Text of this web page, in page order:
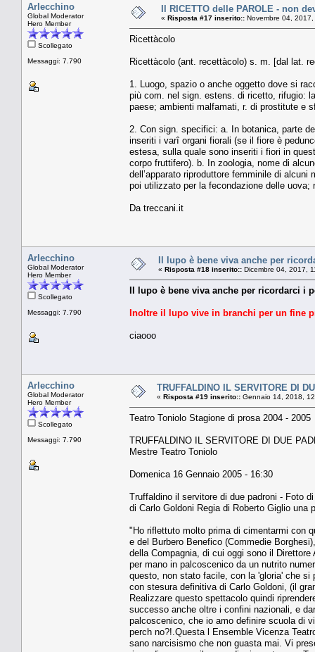
Arlecchino
Global Moderator
Hero Member
Scollegato
Messaggi: 7.790
Il RICETTO delle PAROLE - non
« Risposta #17 inserito:: Novembre 04,
Ricettàcolo
Ricettàcolo (ant. recettàcolo) s. m. [dal lat.
1. Luogo, spazio o anche oggetto dove si
più com. nel sign. estens. di ricetto, rifugio:
paese; ambienti malfamati, r. di prostitute e
2. Con sign. specifici: a. In botanica, parte
inseriti i varî organi fiorali (se il fiore è
estesa, sulla quale sono inseriti i fiori in
corpo fruttifero). b. In zoologia, nome di
dell’apparato riproduttore femminile di
poi utilizzato per la fecondazione delle
Da treccani.it
Arlecchino
Global Moderator
Hero Member
Scollegato
Messaggi: 7.790
Il lupo è bene viva anche per
« Risposta #18 inserito:: Dicembre 04, 2017,
Il lupo è bene viva anche per ricordarci i
Inoltre il lupo vive in branchi per un fine
ciaooo
Arlecchino
Global Moderator
Hero Member
Scollegato
Messaggi: 7.790
TRUFFALDINO IL SERVITORE DI
« Risposta #19 inserito:: Gennaio 14, 2018,
Teatro Toniolo Stagione di prosa 2004 - 2005
TRUFFALDINO IL SERVITORE DI DUE
Mestre Teatro Toniolo
Domenica 16 Gennaio 2005 - 16:30
Truffaldino il servitore di due padroni - Foto
di Carlo Goldoni Regia di Roberto Giglio
"Ho riflettuto molto prima di cimentarmi con
e del Burbero Benefico (Commedie
della Compagnia, di cui oggi sono il
per mano in palcoscenico da un nutrito
questo, non stato facile, con la 'gloria' che
con stesura definitiva di Carlo Goldoni, (il
Realizzare questo spettacolo quindi
successo anche oltre i confini nazionali, e
palcoscenico, che io amo definire scuola di
perch no?!.Questa l Ensemble Vicenza
sano narcisismo che non guasta mai. Vi